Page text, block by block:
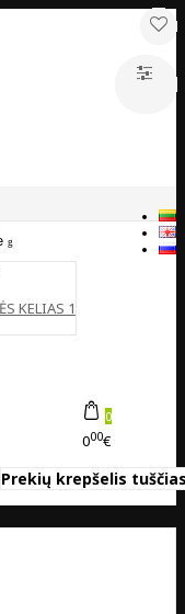
KELIAS 1
0
000€
Prekių krepšelis